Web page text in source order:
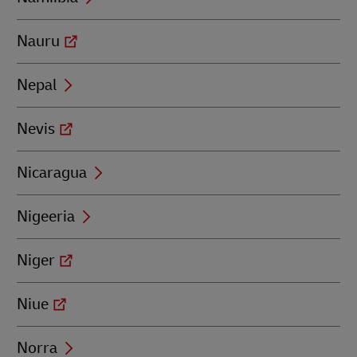
Nauru
Nepal
Nevis
Nicaragua
Nigeeria
Niger
Niue
Norra